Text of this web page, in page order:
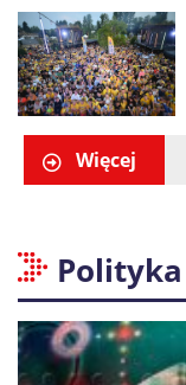
Więcej
Polityka